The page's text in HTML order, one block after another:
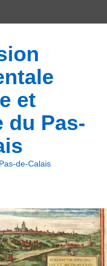
et
du Pas-
de-Calais